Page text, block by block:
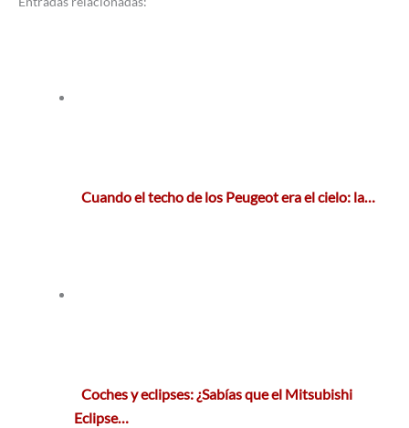
Cuando el techo de los Peugeot era el cielo: la…
Coches y eclipses: ¿Sabías que el Mitsubishi
Eclipse…